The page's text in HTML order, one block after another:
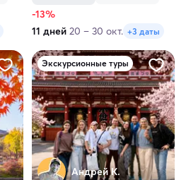
-13%
11 дней 20 – 30 окт. +3 даты
Экскурсионные туры
Андрей К.